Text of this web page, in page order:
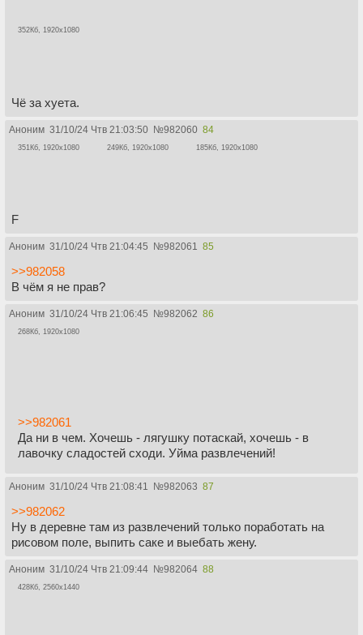
352Кб, 1920x1080
Чё за хуета.
Аноним 31/10/24 Чтв 21:03:50 №982060 84
351Кб, 1920x1080 249Кб, 1920x1080 185Кб, 1920x1080
F
Аноним 31/10/24 Чтв 21:04:45 №982061 85
>>982058
В чём я не прав?
Аноним 31/10/24 Чтв 21:06:45 №982062 86
268Кб, 1920x1080
>>982061
Да ни в чем. Хочешь - лягушку потаскай, хочешь - в
лавочку сладостей сходи. Уйма развлечений!
Аноним 31/10/24 Чтв 21:08:41 №982063 87
>>982062
Ну в деревне там из развлечений только поработать на
рисовом поле, выпить саке и выебать жену.
Аноним 31/10/24 Чтв 21:09:44 №982064 88
428Кб, 2560x1440